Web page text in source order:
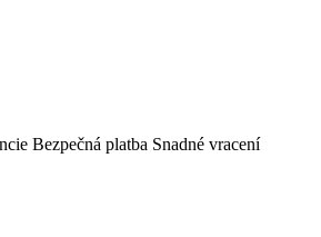
Bezpečná platba Snadné vracení